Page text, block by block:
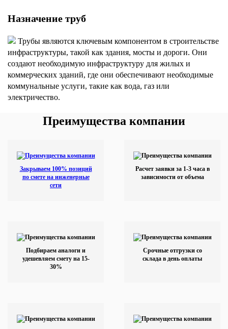
Назначение труб
Трубы являются ключевым компонентом в строительстве
инфраструктуры, такой как здания, мосты и дороги. Они
создают необходимую инфраструктуру для жилых и
коммерческих зданий, где они обеспечивают необходимые
коммунальные услуги, такие как вода, газ или
электричество.
Преимущества компании
Закрываем 100% позиций
по смете на инженерные
сети
Расчет заявки за 1-3 часа в
зависимости от объема
Подбираем аналоги и
удешевляем смету на 15-
30%
Срочные отгрузки со
склада в день оплаты